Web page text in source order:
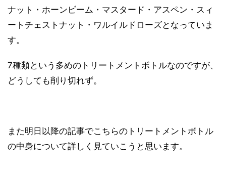
ナット・ホーンビーム・マスタード・アスペン・スィ
ートチェストナット・ワルイルドローズとなっていま
す。
7種類という多めのトリートメントボトルなのですが、
どうしても削り切れず。
また明日以降の記事でこちらのトリートメントボトル
の中身について詳しく見ていこうと思います。